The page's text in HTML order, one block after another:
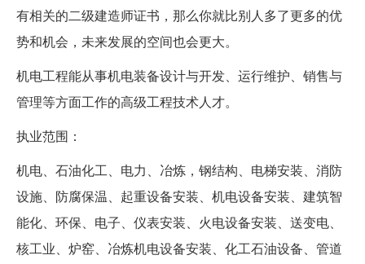
有相关的二级建造师证书，那么你就比别人多了更多的优
势和机会，未来发展的空间也会更大。
机电工程能从事机电装备设计与开发、运行维护、销售与
管理等方面工作的高级工程技术人才。
执业范围：
机电、石油化工、电力、冶炼，钢结构、电梯安装、消防
设施、防腐保温、起重设备安装、机电设备安装、建筑智
能化、环保、电子、仪表安装、火电设备安装、送变电、
核工业、炉窑、冶炼机电设备安装、化工石油设备、管道